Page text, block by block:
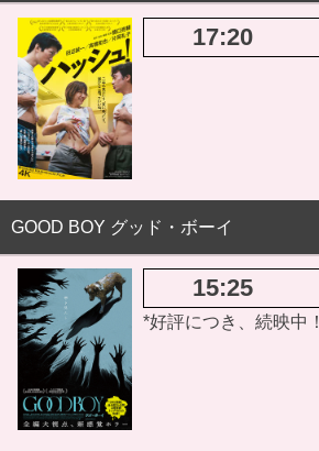
17:20
GOOD BOY グッド・ボーイ
15:25
*好評につき、続映中！